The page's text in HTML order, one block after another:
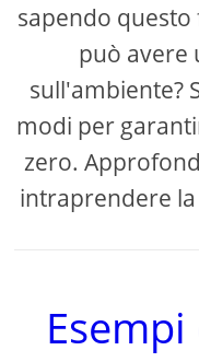
sapendo
può avere
sull'ambiente?
modi per
zero.
intraprendere